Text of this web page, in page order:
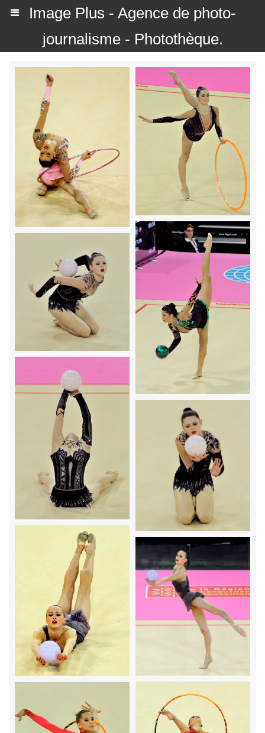
Image Plus - Agence de photo-
journalisme - Photothèque.